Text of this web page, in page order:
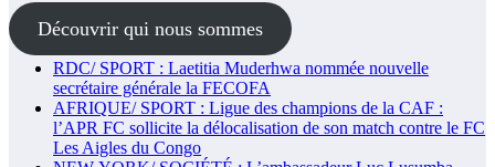
Découvrir qui nous sommes
RDC/ SPORT : Laetitia Muderhwa nommée nouvelle
secrétaire générale la FECOFA
AFRIQUE/ SPORT : Ligue des champions de la CAF :
l’APR FC sollicite la délocalisation de son match contre le FC
Les Aigles du Congo